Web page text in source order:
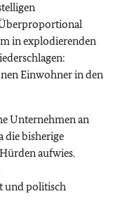
in explodierenden
Einwohner in den
Unternehmen an
die bisherige
aufwies.
und politisch